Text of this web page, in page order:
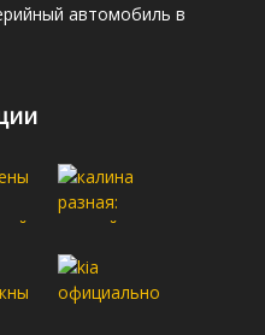
автомобиль в